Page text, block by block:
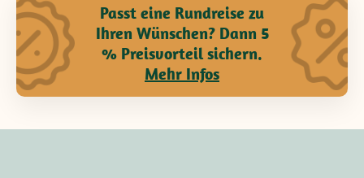
Passt eine Rundreise zu
Ihren Wünschen? Dann 5
% Preisvorteil sichern.
Mehr Infos